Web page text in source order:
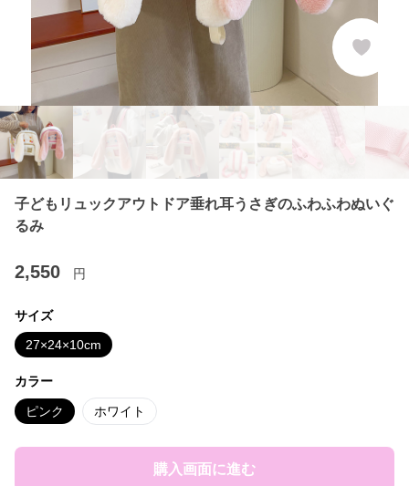
子どもリュックアウトドア垂れ耳うさぎのふわふわぬいぐ
るみ
2,550 円
サイズ
27×24×10cm
カラー
ピンク ホワイト
購入画面に進む